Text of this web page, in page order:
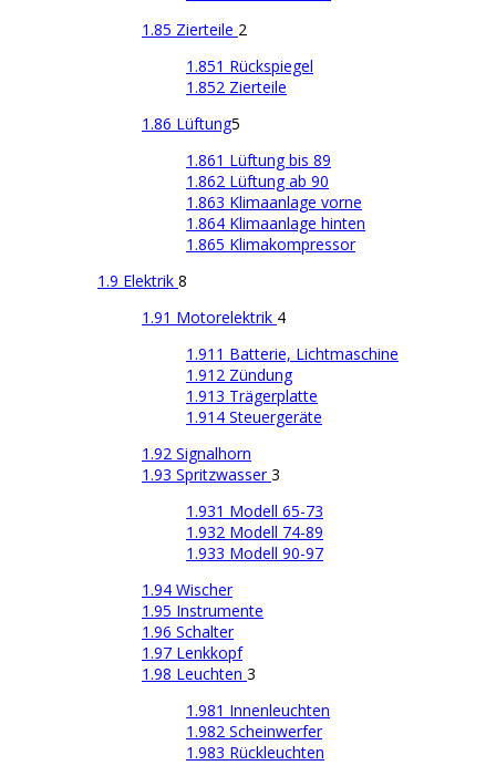
1.85 Zierteile 2
1.851 Rückspiegel
1.852 Zierteile
1.86 Lüftung5
1.861 Lüftung bis 89
1.862 Lüftung ab 90
1.863 Klimaanlage vorne
1.864 Klimaanlage hinten
1.865 Klimakompressor
1.9 Elektrik 8
1.91 Motorelektrik 4
1.911 Batterie, Lichtmaschine
1.912 Zündung
1.913 Trägerplatte
1.914 Steuergeräte
1.92 Signalhorn
1.93 Spritzwasser3
1.931 Modell 65-73
1.932 Modell 74-89
1.933 Modell 90-97
1.94 Wischer
1.95 Instrumente
1.96 Schalter
1.97 Lenkkopf
1.98 Leuchten 3
1.981 Innenleuchten
1.982 Scheinwerfer
1.983 Rückleuchten